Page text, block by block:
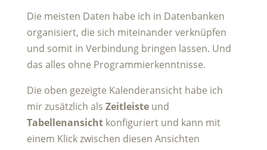
Die meisten Daten habe ich in Datenbanken
organisiert, die sich miteinander verknüpfen
und somit in Verbindung bringen lassen. Und
das alles ohne Programmierkenntnisse.
Die oben gezeigte Kalenderansicht habe ich
mir zusätzlich als Zeitleisteund
Tabellenansichtkonfiguriert und kann mit
einem Klick zwischen diesen Ansichten